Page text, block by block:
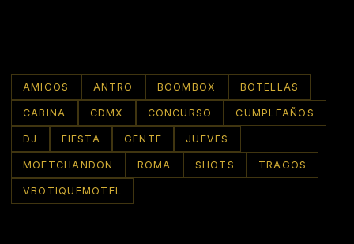
AMIGOS ANTRO BOOMBOX BOTELLAS
CABINA CDMX CONCURSO CUMPLEAÑOS
DJ FIESTA GENTE JUEVES
MOETCHANDON ROMA SHOTS TRAGOS
VBOTIQUEMOTEL